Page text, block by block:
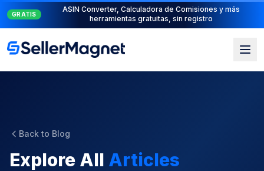
NUEVO
Suite PPC completa: PPC Manager para el control + AI
Engine para la automatización
Back to Blog
Explore All Articles